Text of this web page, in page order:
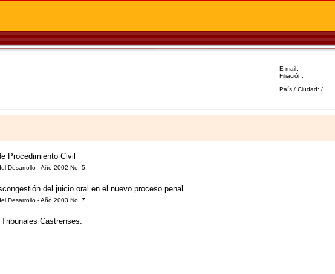
E-mail:
Filiación:
País / Ciudad: /
Procedimiento Civil
Desarrollo - Año 2002 No. 5
del juicio oral en el nuevo proceso penal.
Desarrollo - Año 2003 No. 7
Castrenses.